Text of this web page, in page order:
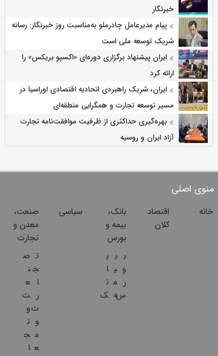
خبرنگار
پیام مدیرعامل چادرملو به‌مناسبت روز خبرنگار: رسانه
شریک توسعه ملی است
ایران پیشنهاد برگزاری دوره‌ای «اکسپو بریکس» را
ارائه کرد
ایران، شریک راهبردی اتحادیه اقتصادی اوراسیا در
مسیر توسعه تجارت و همگرایی منطقه‌ای
بهره‌گیری حداکثری از ظرفیت موافقت‌نامه تجارت
آزاد ایران و روسیه
منوی اصلی
خانه
اقتصاد
کلان
بانک،
بیمه و
بورس
ب
و
ر
س
ب
ی
م
ه
ب
ا
ن
ک
سیاسی
صنعت،
معدن و
تجارت
ت
ج
ا
ر
ت
و
م
ع
ص
ن
ع
ت
و
ت
ج
ا